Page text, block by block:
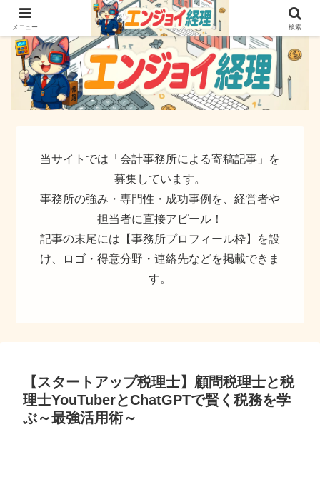
簿記でなく実務ができるサイト
当サイトでは「会計事務所による寄稿記事」を
募集しています。
事務所の強み・専門性・成功事例を、経営者や
担当者に直接アピール！
記事の末尾には【事務所プロフィール枠】を設
け、ロゴ・得意分野・連絡先などを掲載できま
す。
【スタートアップ税理士】顧問税理士と税
理士YouTuberとChatGPTで賢く税務を学
ぶ～最強活用術～
メニュー 検索